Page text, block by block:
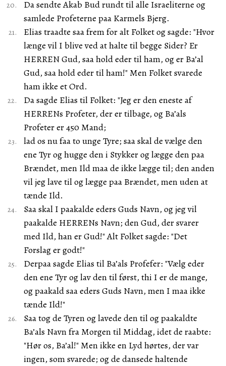
Da sendte Akab Bud rundt til alle Israeliterne og
samlede Profeterne paa Karmels Bjerg.
Elias traadte saa frem for alt Folket og sagde: "Hvor
længe vil I blive ved at halte til begge Sider? Er
HERREN Gud, saa hold eder til ham, og er Ba’al
Gud, saa hold eder til ham!" Men Folket svarede
ham ikke et Ord.
Da sagde Elias til Folket: "Jeg er den eneste af
HERRENs Profeter, der er tilbage, og Ba’als
Profeter er 450 Mand;
lad os nu faa to unge Tyre; saa skal de vælge den
ene Tyr og hugge den i Stykker og lægge den paa
Brændet, men Ild maa de ikke lægge til; den anden
vil jeg lave til og lægge paa Brændet, men uden at
tænde Ild.
Saa skal I paakalde eders Guds Navn, og jeg vil
paakalde HERRENs Navn; den Gud, der svarer
med Ild, han er Gud!" Alt Folket sagde: "Det
Forslag er godt!"
Derpaa sagde Elias til Ba’als Profefer: "Vælg eder
den ene Tyr og lav den til først, thi I er de mange,
og paakald saa eders Guds Navn, men I maa ikke
tænde Ild!"
Saa tog de Tyren og lavede den til og paakaldte
Ba’als Navn fra Morgen til Middag, idet de raabte:
"Hør os, Ba’al!" Men ikke en Lyd hørtes, der var
ingen, som svarede; og de dansede haltende